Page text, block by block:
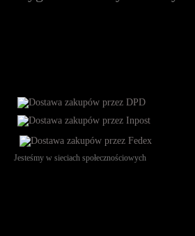
Jesteśmy w sieciach społecznościowych